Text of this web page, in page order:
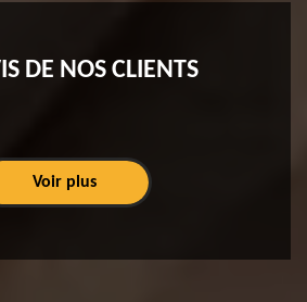
DE NOS CLIENTS
Voir plus